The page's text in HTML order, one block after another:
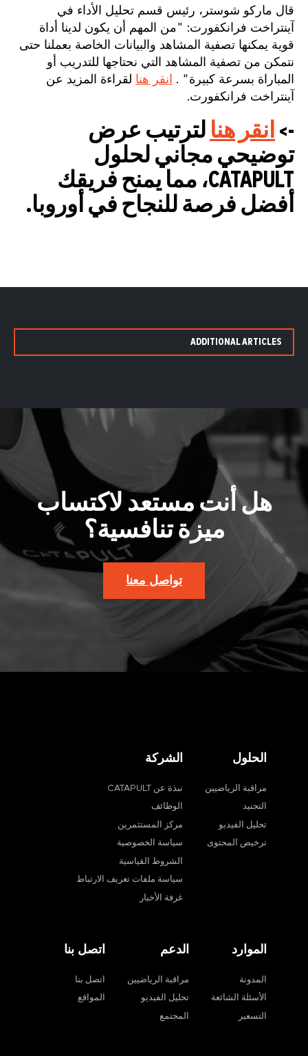
قال ماركو شوستر، رئيس قسم تحليل الأداء في
آينتراخت فرانكفورت: "من المهم أن يكون لدينا أداة
قوية يمكنها تصفية المشاهد والبيانات الخاصة بعملنا حتى
نتمكن من تصفية المشاهد التي نحتاجها للتدريب أو
المباراة بسرعة كبيرة" . انقر هنا لقراءة المزيد عن
آينتراخت فرانكفورت.
-> انقر هنا لترتيب عرض
توضيحي مجاني لحلول
CATAPULT، مما يمنح فريقك
أفضل فرصة للنجاح في أوروبا.
ADDITIONAL ARTICLES
هل أنت مستعد لاكتساب
ميزة تنافسية؟
تواصل معنا
الحلول
مراقبة الرياضيين
التجنيد
تحليل الفيديو
ترخيص المحتوى
الشركة
نبذة عن CATAPULT
الوظائف
مركز المستثمرين
سياسة الخصوصية
الشروط القياسية
سياسة ملفات تعريف الارتباط
غرفة الأخبار
الموارد
المدونة
الأسئلة الشائعة
التسعير
الدعم
مراقبة الرياضيين
تحليل الفيديو
المجتمع
اتصل بنا
اتصل بنا
المواقع